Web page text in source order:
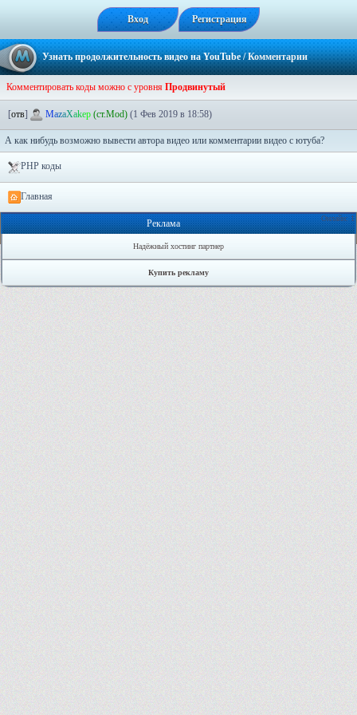
Вход Регистрация
Узнать продолжительность видео на YouTube/ Комментарии
Комментировать коды можно с уровня Продвинутый
[отв] MazaXakep (ст.Mod) (1 Фев 2019 в 18:58)
А как нибудь возможно вывести автора видео или комментарии видео с ютуба?
PHP коды
Главная
Онлайн: 1
Реклама
Надёжный хостинг партнер
Купить рекламу